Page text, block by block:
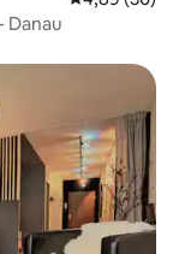
Danau